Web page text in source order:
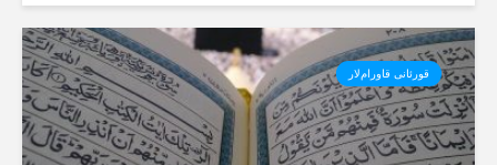
قورئانی قاورام‌لار